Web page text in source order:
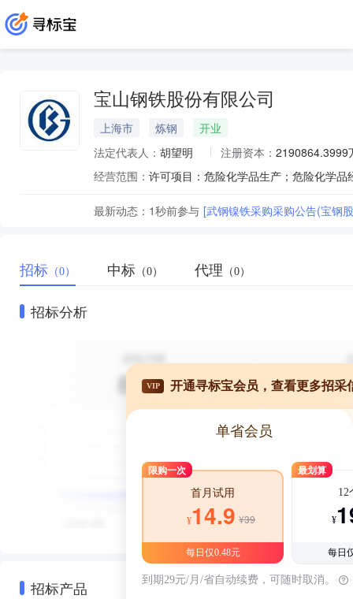
宝山钢铁股份有限公司
上海市 炼钢
开业
法定代表人： 胡望明 注册资本： 2190864.3999
经营范围：
最新动态： 1秒前参与 [武钢镍铁采购采购公告(宝钢
招标 （0） 中标 （0） 代理 （0）
招标分析
招标产品
VIP 开通寻标宝会员，查看更多招采
单省会员
限购一次
首月试用
¥14.9 ¥39
每日仅0.48元
最划算
12
¥
每日
到期29元/月/省自动续费，可随时取消。